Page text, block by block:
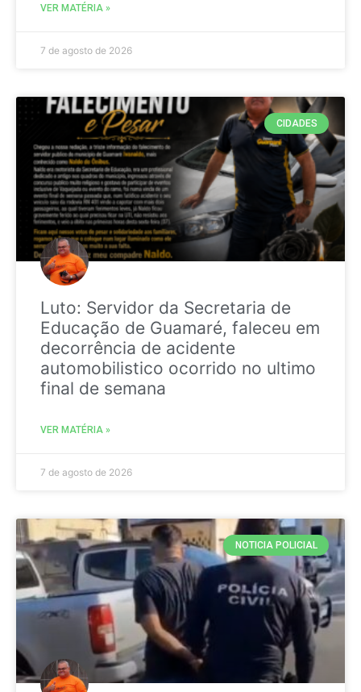
VER MATÉRIA »
7 de agosto de 2026
CIDADES
Luto: Servidor da Secretaria de
Educação de Guamaré, faleceu em
decorrência de acidente
automobilistico ocorrido no ultimo
final de semana
VER MATÉRIA »
7 de agosto de 2026
NOTICIA POLICIAL